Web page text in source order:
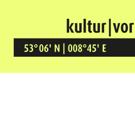
Kultur Vor Ort
BREMEN GRÖPELINGEN